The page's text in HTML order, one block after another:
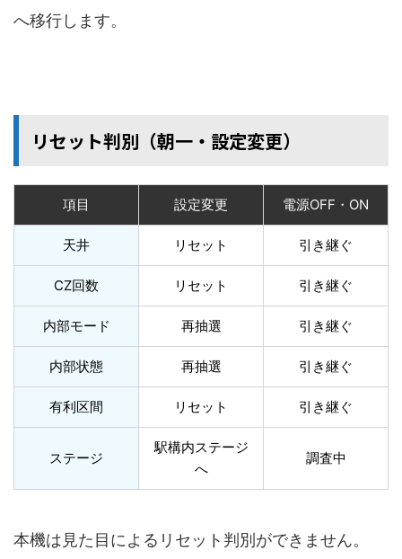
へ移行します。
リセット判別（朝一・設定変更）
項目 設定変更 電源OFF・ON
天井 リセット 引き継ぐ
CZ回数 リセット 引き継ぐ
内部モード 再抽選 引き継ぐ
内部状態 再抽選 引き継ぐ
有利区間 リセット 引き継ぐ
ステージ
駅構内ステージ
へ
調査中
本機は見た目によるリセット判別ができません。